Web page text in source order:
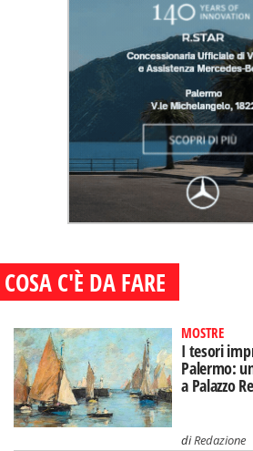
COSA C'È DA FARE
MOSTRE
I tesori
Palermo:
a Palazzo
diRedazione